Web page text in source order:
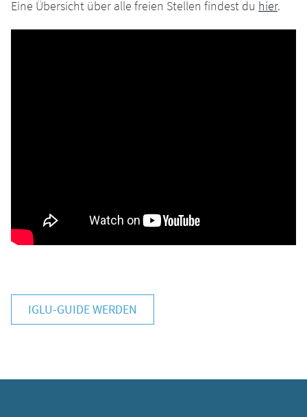
Eine Übersicht über alle freien Stellen findest du hier.
IGLU-GUIDE WERDEN